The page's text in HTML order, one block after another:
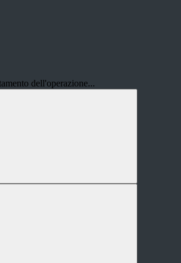
dell'operazione...